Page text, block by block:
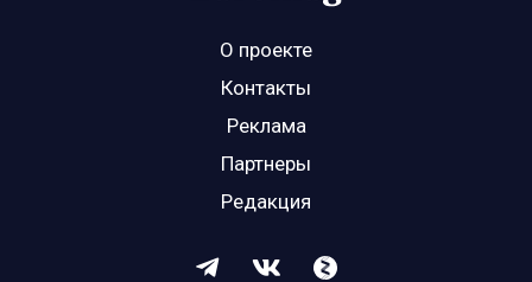
О проекте
Контакты
Реклама
Партнеры
Редакция